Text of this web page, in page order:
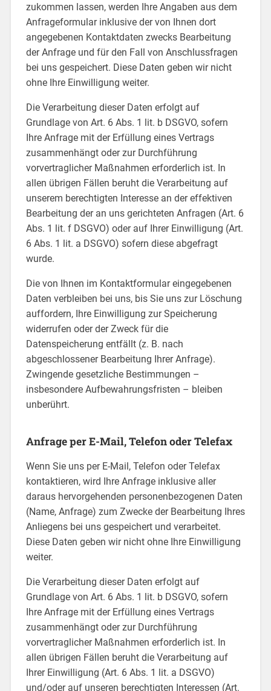
zukommen lassen, werden Ihre Angaben aus dem
Anfrageformular inklusive der von Ihnen dort
angegebenen Kontaktdaten zwecks Bearbeitung
der Anfrage und für den Fall von Anschlussfragen
bei uns gespeichert. Diese Daten geben wir nicht
ohne Ihre Einwilligung weiter.
Die Verarbeitung dieser Daten erfolgt auf
Grundlage von Art. 6 Abs. 1 lit. b DSGVO, sofern
Ihre Anfrage mit der Erfüllung eines Vertrags
zusammenhängt oder zur Durchführung
vorvertraglicher Maßnahmen erforderlich ist. In
allen übrigen Fällen beruht die Verarbeitung auf
unserem berechtigten Interesse an der effektiven
Bearbeitung der an uns gerichteten Anfragen (Art. 6
Abs. 1 lit. f DSGVO) oder auf Ihrer Einwilligung (Art.
6 Abs. 1 lit. a DSGVO) sofern diese abgefragt
wurde.
Die von Ihnen im Kontaktformular eingegebenen
Daten verbleiben bei uns, bis Sie uns zur Löschung
auffordern, Ihre Einwilligung zur Speicherung
widerrufen oder der Zweck für die
Datenspeicherung entfällt (z. B. nach
abgeschlossener Bearbeitung Ihrer Anfrage).
Zwingende gesetzliche Bestimmungen –
insbesondere Aufbewahrungsfristen – bleiben
unberührt.
Anfrage per E-Mail, Telefon oder Telefax
Wenn Sie uns per E-Mail, Telefon oder Telefax
kontaktieren, wird Ihre Anfrage inklusive aller
daraus hervorgehenden personenbezogenen Daten
(Name, Anfrage) zum Zwecke der Bearbeitung Ihres
Anliegens bei uns gespeichert und verarbeitet.
Diese Daten geben wir nicht ohne Ihre Einwilligung
weiter.
Die Verarbeitung dieser Daten erfolgt auf
Grundlage von Art. 6 Abs. 1 lit. b DSGVO, sofern
Ihre Anfrage mit der Erfüllung eines Vertrags
zusammenhängt oder zur Durchführung
vorvertraglicher Maßnahmen erforderlich ist. In
allen übrigen Fällen beruht die Verarbeitung auf
Ihrer Einwilligung (Art. 6 Abs. 1 lit. a DSGVO)
und/oder auf unseren berechtigten Interessen (Art.